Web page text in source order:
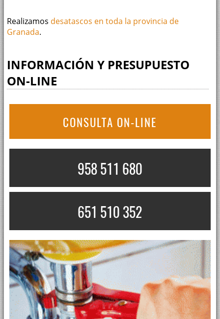
Realizamos desatascos en toda la provincia de
Granada.
INFORMACIÓN Y PRESUPUESTO
ON-LINE
CONSULTA ON-LINE
958 511 680
651 510 352